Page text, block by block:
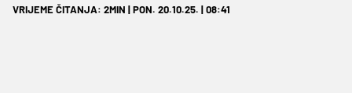
VRIJEME ČITANJA: 2MIN | PON. 20.10.25. | 08:41